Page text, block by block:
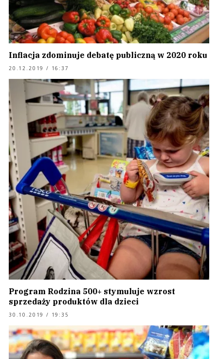
Inflacja zdominuje debatę publiczną w 2020 roku
20.12.2019 / 16:37
Program Rodzina 500+ stymuluje wzrost
sprzedaży produktów dla dzieci
30.10.2019 / 19:35